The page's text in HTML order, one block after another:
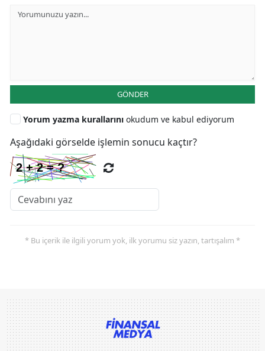
GÖNDER
Yorum yazma kurallarını okudum ve kabul ediyorum
Aşağıdaki görselde işlemin sonucu kaçtır?
* Bu içerik ile ilgili yorum yok, ilk yorumu siz yazın, tartışalım *